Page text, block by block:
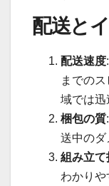
配送と
配送速度
までの
域では迅
梱包の質
送中のダ
組み立て
わかりや